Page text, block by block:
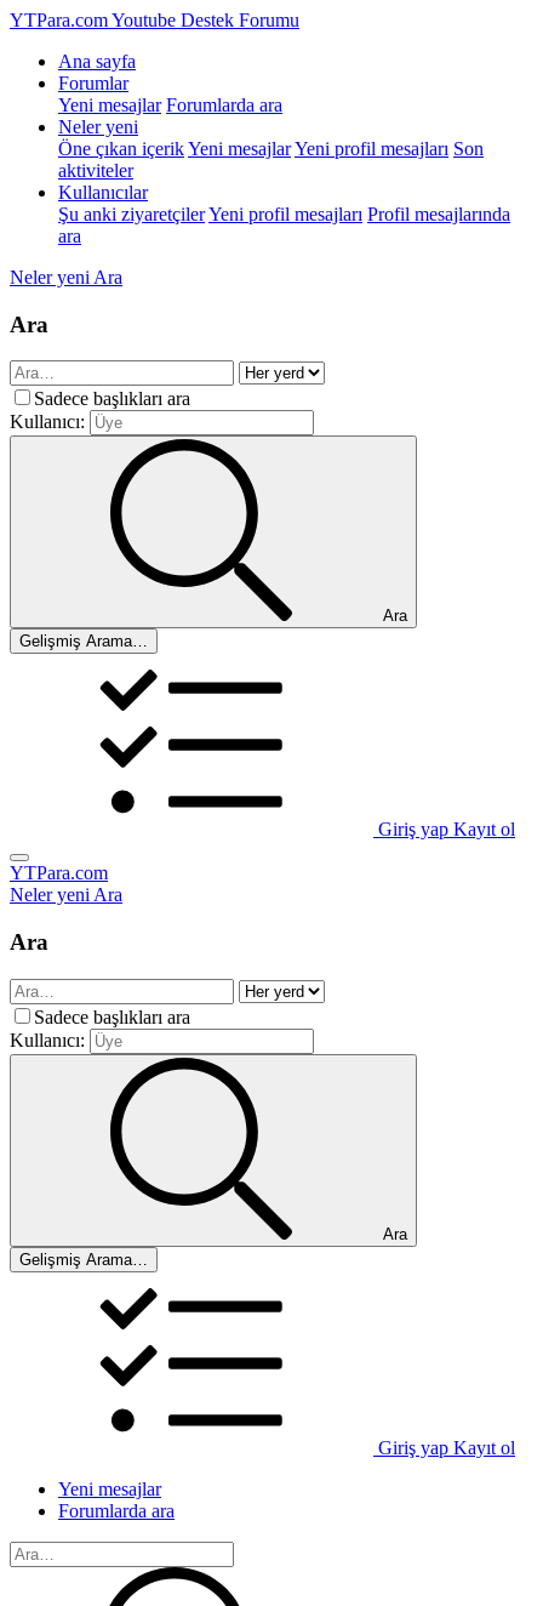
YTPara.comYoutube Destek Forumu
Ana sayfa
Forumlar
Yeni mesajlar Forumlarda ara
Neler yeni
Öne çıkan içerikYeni mesajlarYeni profil mesajları Son
aktiviteler
Kullanıcılar
Şu anki ziyaretçilerYeni profil mesajları Profil mesajlarında
ara
Neler yeni Ara
Ara
Sadece başlıkları ara
Kullanıcı:
Ara
Gelişmiş Arama…
Giriş yap Kayıt ol
YTPara.com
Neler yeniAra
Ara
Sadece başlıkları ara
Kullanıcı:
Ara
Gelişmiş Arama…
Giriş yap Kayıt ol
Yeni mesajlar
Forumlarda ara